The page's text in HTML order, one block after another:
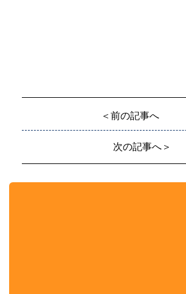
＜前の記事へ
次の記事へ＞